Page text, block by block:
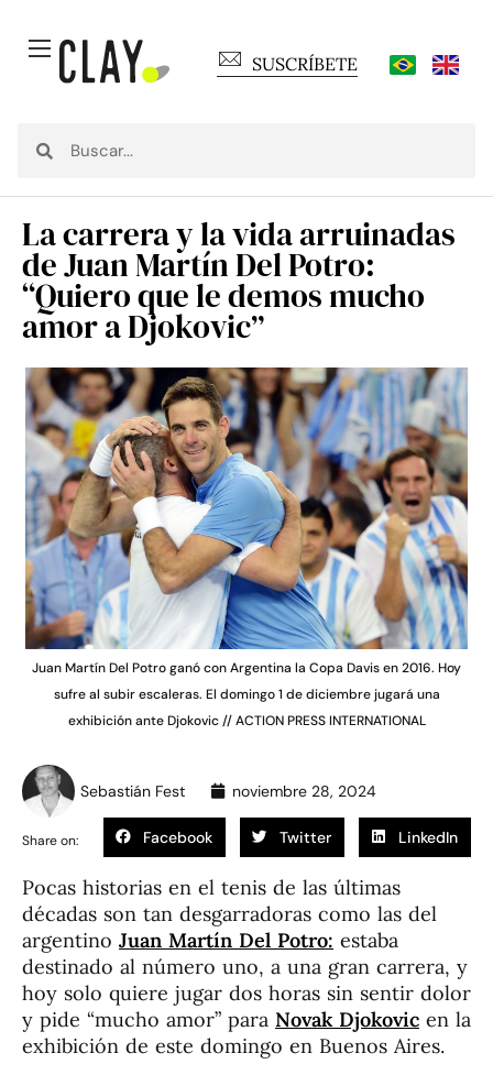
SUSCRÍBETE
La carrera y la vida arruinadas
de Juan Martín Del Potro:
“Quiero que le demos mucho
amor a Djokovic”
Juan Martín Del Potro ganó con Argentina la Copa Davis en 2016. Hoy
sufre al subir escaleras. El domingo 1 de diciembre jugará una
exhibición ante Djokovic // ACTION PRESS INTERNATIONAL
Sebastián Fest noviembre 28, 2024
Share on: Facebook Twitter LinkedIn
Pocas historias en el tenis de las últimas
décadas son tan desgarradoras como las del
argentino Juan Martín Del Potro: estaba
destinado al número uno, a una gran carrera, y
hoy solo quiere jugar dos horas sin sentir dolor
y pide “mucho amor” para Novak Djokovic en la
exhibición de este domingo en Buenos Aires.